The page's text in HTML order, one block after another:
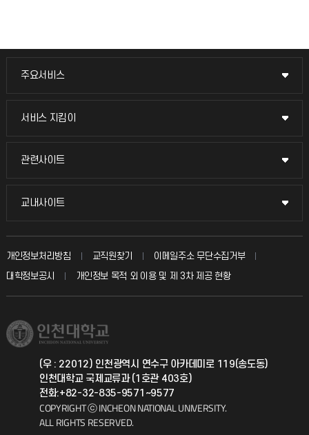
주요서비스
주요서비스
교무회의방송
입학안내
취업정보(학생)
서비스 지킴이
서비스 지킴이
묻고 답하기
칭찬마당
학생서비스 지킴이
관련사이트
관련사이트
국방헬프콜
총동문회
교내사이트
교내사이트
교수회
교육혁신본부
국제지원과
공자아카데미
기초교육원
개인정보처리방침 교직원찾기
이메일주소 무단수집거부
대학정보공시
개인정보 목적 외 이용 및 제 3차 제공 현황
(우 : 22012) 인천광역시 연수구 아카데미로 119(송도동)
인천대학교 국제교류과 (1호관 403호)
전화:+82-32-835-9571~9577
COPYRIGHT ⓒ INCHEON NATIONAL UNIVERSITY.
ALL RIGHTS RESERVED.